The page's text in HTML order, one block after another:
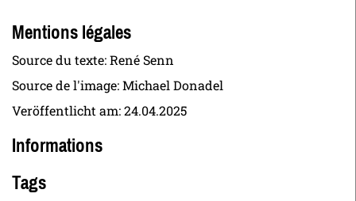
Mentions légales
Source du texte: René Senn
Source de l'image: Michael Donadel
Veröffentlicht am:24.04.2025
Informations
Tags